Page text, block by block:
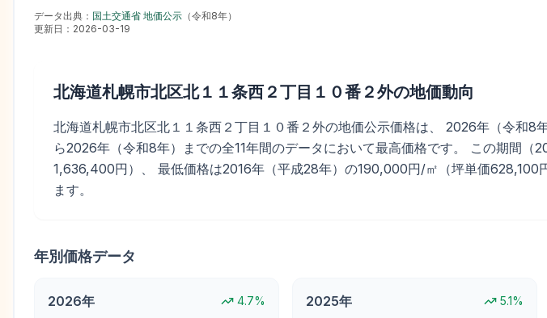
データ出典： 国土交通省 地価公示 （令和8年）
更新日： 2026-03-19
北海道札幌市北区北１１条西２丁目１０番２外の地価動向
北海道札幌市北区北１１条西２丁目１０番２外の地価公示価格は、 2026年（令
ら2026年（令和8年）までの全11年間のデータにおいて最高価格です。 この期間
1,636,400円）、 最低価格は2016年（平成28年）の190,000円/㎡（坪単価628,100
ます。
年別価格データ
2026年 4.7% 2025年 5.1%